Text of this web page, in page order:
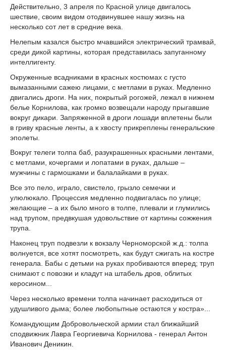
Действительно, 3 апреля по Красной улице двигалось
шествие, своим видом отодвинувшее нашу жизнь на
несколько сот лет в средние века.
Нелепым казался быстро мчавшийся электрический трамвай,
среди дикой картины, которая представилась запуганному
интеллигенту.
Окруженные всадниками в красных костюмах с густо
вымазанными сажею лицами, с метлами в руках. Медленно
двигались дроги. На них, покрытый рогожей, лежал в нижнем
белье Корнилова, как громко возвещали народу прыгавшие
вокруг дикари. Запряженной в дроги лошади вплетены были
в гриву красные ленты, а к хвосту прикреплены генеральские
эполеты.
Вокруг телеги толпа баб, разукрашенных красными лентами,
с метлами, кочергами и лопатами в руках, дальше –
мужчины с гармошками и балалайками в руках.
Все это пело, играло, свистело, грызло семечки и
улюлюкало. Процессия медленно подвигалась по улице;
желающие – а их было много в толпе, плевали и глумились
над трупом, предвкушая удовольствие от картины сожжения
трупа.
Наконец труп подвезли к вокзалу Черноморской ж.д.: толпа
волнуется, все хотят посмотреть, как будут сжигать на костре
генерала. Бабы с детьми на руках пробиваются вперед; труп
снимают с повозки и кладут на штабель дров, облитых
керосином...
Через несколько времени толпа начинает расходиться от
удушливого дыма; более любопытные остаются у костра»...
Командующим Добровольческой армии стал ближайший
сподвижник Лавра Георгиевича Корнилова - генерал Антон
Иванович Деникин.